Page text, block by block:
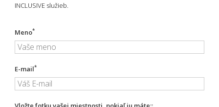
INCLUSIVE služieb.
Meno*
E-mail*